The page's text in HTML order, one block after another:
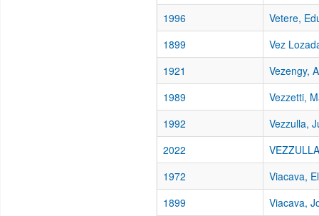
1996
Vetere,
1899
Vez
1921
Vezengy,
1989
Vezzetti,
1992
Vezzulla,
2022
1972
Viacava,
1899
Viacava,